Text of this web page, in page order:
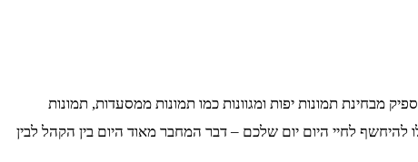
מבחינת תמונות יפות ומגוונות כמו תמונות ממסעדות, תמונות
לחיי היום יום שלכם – דבר המחבר מאוד היום בין הקהל לבין